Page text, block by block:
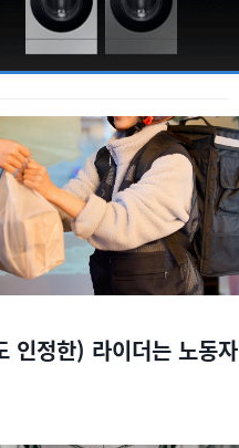
인정한) 라이더는 노동자